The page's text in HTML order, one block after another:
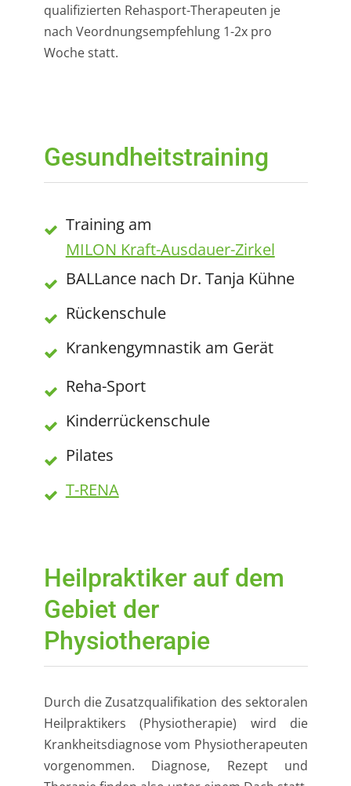
qualifizierten Rehasport-Therapeuten je
nach Veordnungsempfehlung 1-2x pro
Woche statt.
Gesundheitstraining
Training am
MILON Kraft-Ausdauer-Zirkel
BALLance nach Dr. Tanja Kühne
Rückenschule
Krankengymnastik am Gerät
Reha-Sport
Kinderrückenschule
Pilates
T-RENA
Heilpraktiker auf dem
Gebiet der
Physiotherapie
Durch die Zusatzqualifikation des sektoralen
Heilpraktikers (Physiotherapie) wird die
Krankheitsdiagnose vom Physiotherapeuten
vorgenommen. Diagnose, Rezept und